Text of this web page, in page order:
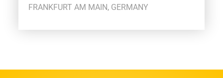
FRANKFURT AM MAIN, GERMANY